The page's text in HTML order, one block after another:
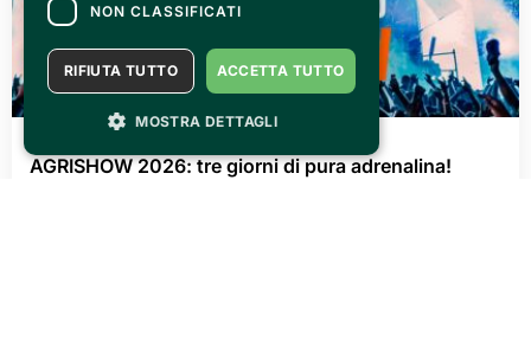
AGRISHOW 2026: tre giorni di pura adrenalina!
NON CLASSIFICATI
ACCETTA TUTTO
RIFIUTA TUTTO
MOSTRA DETTAGLI